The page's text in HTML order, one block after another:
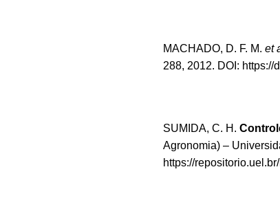
MACHADO, D. F. M. et
288, 2012. DOI: https://
SUMIDA, C. H.
Agronomia) –
https://